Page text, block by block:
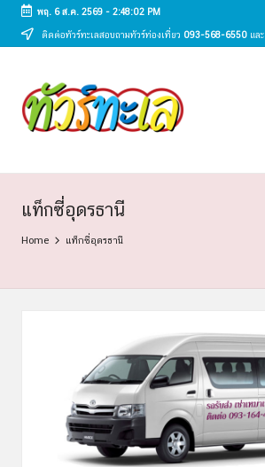
Skip
content
พฤ. 6 ส.ค. 2569- 2:48:02 PM
ติดต่อทัวร์ทะเลสอบถามทัวร์ท่องเที่ยว 093-568-6550และ
ทั
ว
ท
ะ
เ
ทัวร์
ทะเล
ราคา
แพ็ก
จ
ทะเล
แท็กซี่อุดรธานี
Home แท็กซี่อุดรธานี